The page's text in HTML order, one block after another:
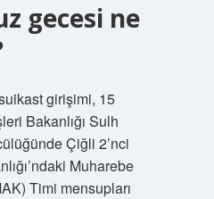
gecesi ne
girişimi, 15
Bakanlığı Sulh
Çiğli 2’nci
Muharebe
Timi mensupları